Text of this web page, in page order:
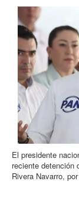
El presidente
reciente detención
Rivera Navarro,